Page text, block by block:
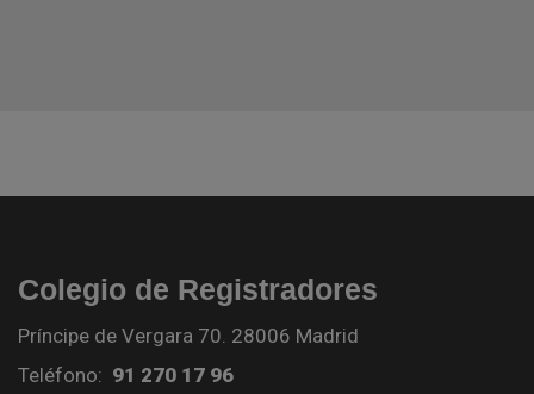
Colegio de Registradores
Príncipe de Vergara 70. 28006 Madrid
Teléfono: 91 270 17 96